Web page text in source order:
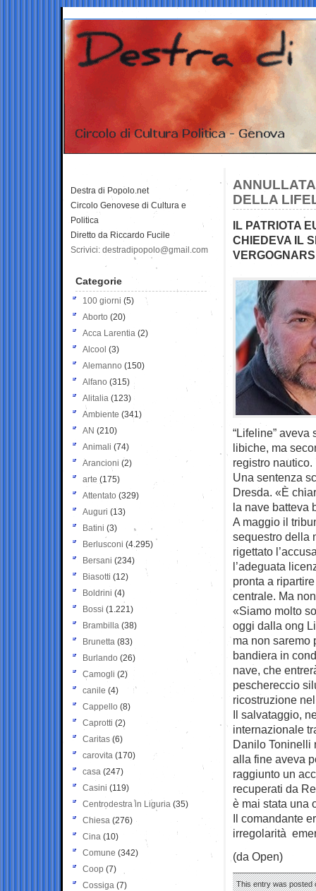
DELLA
IL PATRIOTA
CHIEDEVA IL
“Lifeline”
libiche, ma
registro nautico.
Una sentenza
Dresda. «È
la nave batteva
A maggio il
sequestro della
rigettato
l’adeguata
pronta a
centrale. Ma
«Siamo molto
oggi dalla ong
ma non saremo
bandiera in
nave, che
peschereccio
ricostruzione
Il salvataggio,
internazionale
Danilo Toninelli
alla fine aveva
raggiunto un
recuperati da
è mai stata una
Il comandante
irregolarità
(da Open)
This entry was posted
Destra di Popolo.net
Circolo Genovese di Cultura e
Politica
Diretto da Riccardo Fucile
Scrivici: destradipopolo@gmail.com
Categorie
100 giorni (5)
Aborto (20)
Acca Larentia (2)
Alcool (3)
Alemanno (150)
Alfano (315)
Alitalia (123)
Ambiente (341)
AN (210)
Animali (74)
Arancioni (2)
arte (175)
Attentato (329)
Auguri (13)
Batini (3)
Berlusconi (4.295)
Bersani (234)
Biasotti (12)
Boldrini (4)
Bossi (1.221)
Brambilla (38)
Brunetta (83)
Burlando (26)
Camogli (2)
canile (4)
Cappello (8)
Caprotti (2)
Caritas (6)
carovita (170)
casa (247)
Casini (119)
Centrodestra in Liguria (35)
Chiesa (276)
Cina (10)
Comune (342)
Coop (7)
Cossiga (7)